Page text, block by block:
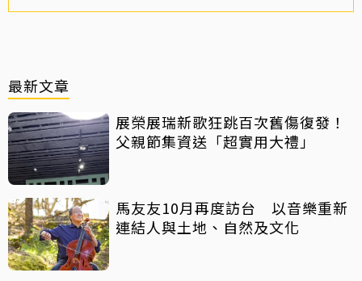
最新文章
展榮展瑞新歌狂跳百次舊傷復發！
父親節集資送「超實用大禮」
馬友友10月再度訪台 以音樂重新
連結人與土地、自然及文化